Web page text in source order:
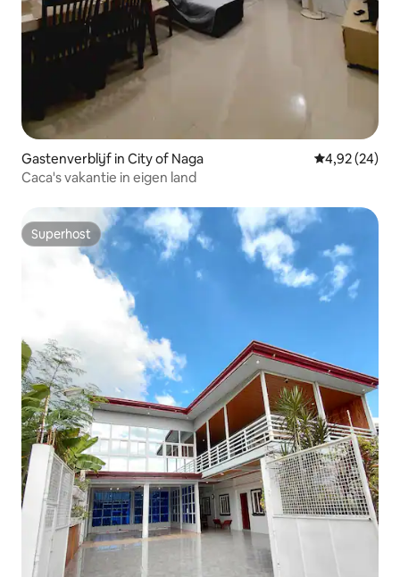
Gastenverblijf in City of Naga Gemiddelde
4,92 (24)
Caca's vakantie in eigen land
Superhost
Superhost